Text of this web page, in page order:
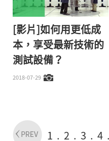
[影片]如何用更低成
本，享受最新技術的
測試設備？
2018-07-29
1 2 3 4